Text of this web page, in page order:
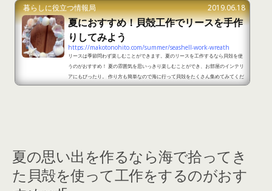
暮らしに役立つ情報局 2019.06.18
夏におすすめ！貝殻工作でリースを手作
りしてみよう
https://makotonohito.com/summer/seashell-work-wreath
リースは季節問わず楽しむことができます。夏のリースを工作するなら貝殻を使
うのがおすすめ！ 夏の雰囲気を思いっきり楽しむことができ、お部屋のインテリ
アにもぴったり。 作り方も簡単なので海に行って貝殻をたくさん集めてみてくだ
さい。ここからは、夏におすすめの貝殻リースでおすすめのデザインをご紹介し
夏の思い出を作るなら海で拾ってき
た貝殻を使って工作をするのがおす